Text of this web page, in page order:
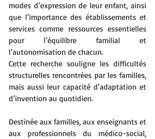
modes d’expression de leur enfant, ainsi
que l’importance des établissements et
services comme ressources essentielles
pour l’équilibre familial et
l’autonomisation de chacun.
Cette recherche souligne les difficultés
structurelles rencontrées par les familles,
mais aussi leur capacité d’adaptation et
d’invention au quotidien.
Destinée aux familles, aux enseignants et
aux professionnels du médico-social,